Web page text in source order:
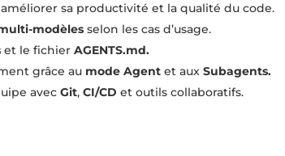
sa productivité et la qualité du code.
modèles selon les cas d’usage.
et le fichierAGENTS.md.
grâce au mode Agent et auxSubagents.
avecGit,CI/CD et outils collaboratifs.